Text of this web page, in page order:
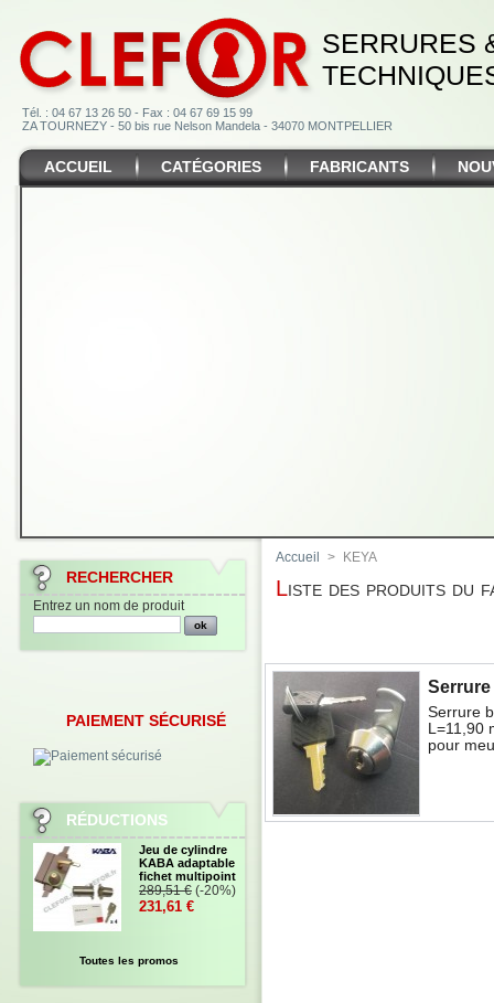
SERRURES
Tél. : 04 67 13 26 50 - Fax : 04 67 69 15 99
ZA TOURNEZY - 50 bis rue Nelson Mandela - 34070 MONTPELLIER
ACCUEIL CATÉGORIES FABRICANTS
RECHERCHER
Entrez un nom de produit
PAIEMENT SÉCURISÉ
RÉDUCTIONS
Jeu de cylindre
KABA adaptable
fichet multipoint
289,51 € (-20%)
231,61 €
Toutes les promos
Accueil > KEYA
Liste des produits du
Serrure
pour